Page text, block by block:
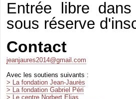
Entrée libre
sous réserve
Contact
jeanjaures2014@gmail.com
Avec les soutiens suivants :
> La fondation Jean-Jaurès
> La fondation Gabriel Péri
> Le centre Norbert Elias